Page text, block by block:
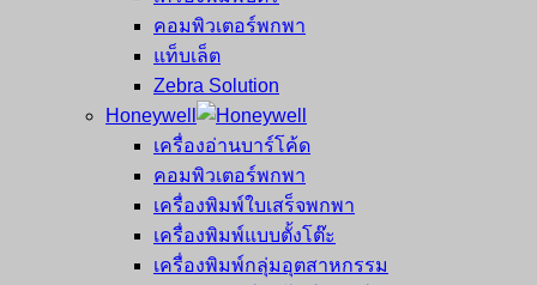
คอมพิวเตอร์พกพา
แท็บเล็ต
Zebra Solution
Honeywell
เครื่องอ่านบาร์โค้ด
คอมพิวเตอร์พกพา
เครื่องพิมพ์ใบเสร็จพกพา
เครื่องพิมพ์แบบตั้งโต๊ะ
เครื่องพิมพ์กลุ่มอุตสาหกรรม